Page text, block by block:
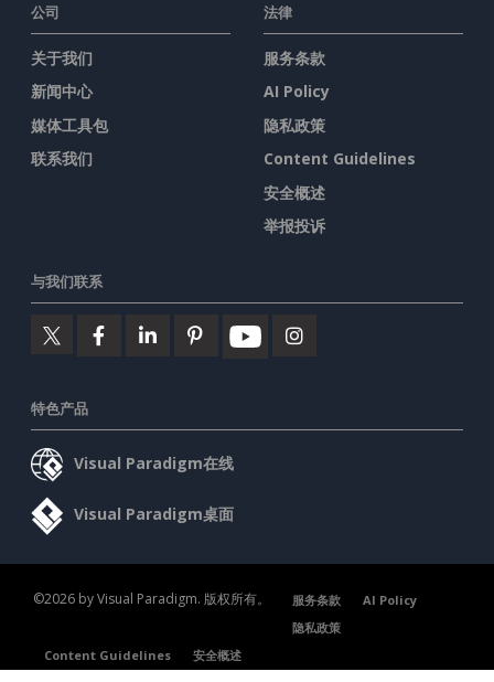
公司
关于我们
新闻中心
媒体工具包
联系我们
法律
服务条款
AI Policy
隐私政策
Content Guidelines
安全概述
举报投诉
与我们联系
特色产品
Visual Paradigm在线
Visual Paradigm桌面
©2026 by Visual Paradigm. 版权所有。 服务条款
AI Policy
隐私政策
Content Guidelines
安全概述